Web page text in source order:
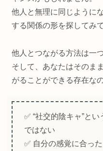
他人と無理に同じように
する関係の形を探してみ
他人とつながる方法は一
そして、あなたはそのま
がることができる存在なの
✅ “社交的陰キャ”と
ではない
✅ 自分の感覚に合っ